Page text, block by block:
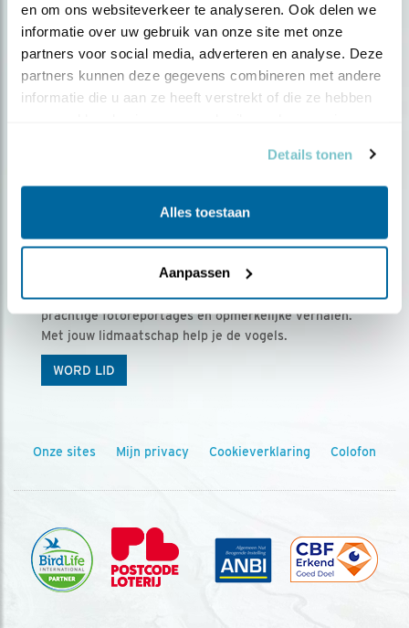
en om ons websiteverkeer te analyseren. Ook delen we
informatie over uw gebruik van onze site met onze
partners voor social media, adverteren en analyse. Deze
partners kunnen deze gegevens combineren met andere
informatie die u aan ze heeft verstrekt of die ze hebben
Details tonen
Alles toestaan
Aanpassen
Ontvang 5 x Vogels voor € 36,00 per jaar
Vogels is het tijdschrift voor onze leden, met
prachtige fotoreportages en opmerkelijke verhalen.
Met jouw lidmaatschap help je de vogels.
WORD LID
Onze sites Mijn privacy Cookieverklaring Colofon